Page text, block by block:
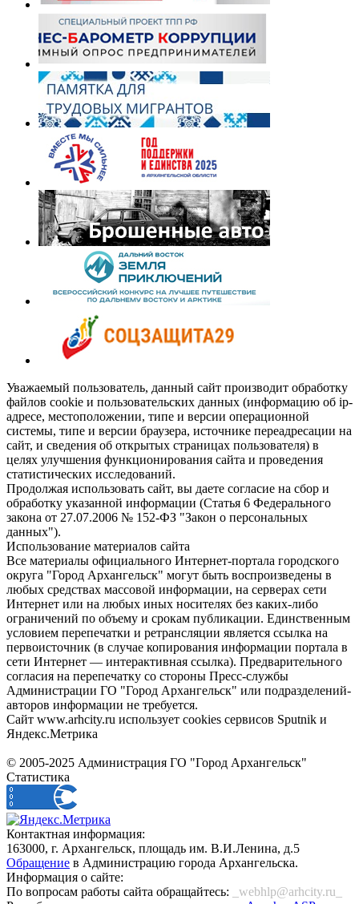
Уважаемый пользователь, данный сайт производит обработку
файлов cookie и пользовательских данных (информацию об ip-
адресе, местоположении, типе и версии операционной
системы, типе и версии браузера, источнике переадресации на
сайт, и сведения об открытых страницах пользователя) в
целях улучшения функционирования сайта и проведения
статистических исследований.
Продолжая использовать сайт, вы даете согласие на сбор и
обработку указанной информации (Статья 6 Федерального
закона от 27.07.2006 № 152-ФЗ "Закон о персональных
данных").
Использование материалов сайта
Все материалы официального Интернет-портала городского
округа "Город Архангельск" могут быть воспроизведены в
любых средствах массовой информации, на серверах сети
Интернет или на любых иных носителях без каких-либо
ограничений по объему и срокам публикации. Единственным
условием перепечатки и ретрансляции является ссылка на
первоисточник (в случае копирования информации портала в
сети Интернет — интерактивная ссылка). Предварительного
согласия на перепечатку со стороны Пресс-службы
Администрации ГО "Город Архангельск" или подразделений-
авторов информации не требуется.
Сайт www.arhcity.ru использует cookies сервисов Sputnik и
Яндекс.Метрика
© 2005-2025 Администрация ГО "Город Архангельск"
Статистика
Контактная информация:
163000, г. Архангельск, площадь им. В.И.Ленина, д.5
Обращение в Администрацию города Архангельска.
Информация о сайте:
По вопросам работы сайта обращайтесь:
_webhlp@arhcity.ru_